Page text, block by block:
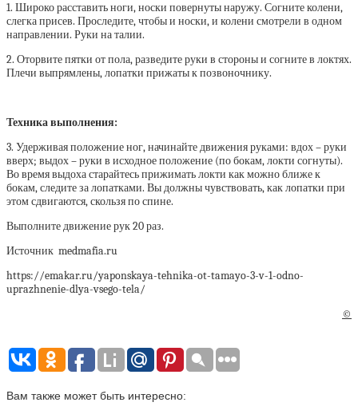
1. Широко расставить ноги, носки повернуты наружу. Согните колени,
слегка присев. Проследите, чтобы и носки, и колени смотрели в одном
направлении. Руки на талии.
2. Оторвите пятки от пола, разведите руки в стороны и согните в локтях.
Плечи выпрямлены, лопатки прижаты к позвоночнику.
Техника выполнения:
3. Удерживая положение ног, начинайте движения руками: вдох – руки
вверх; выдох – руки в исходное положение (по бокам, локти согнуты).
Во время выдоха старайтесь прижимать локти как можно ближе к
бокам, следите за лопатками. Вы должны чувствовать, как лопатки при
этом сдвигаются, скользя по спине.
Выполните движение рук 20 раз.
Источник medmafia.ru
https://emakar.ru/yaponskaya-tehnika-ot-tamayo-3-v-1-odno-
uprazhnenie-dlya-vsego-tela/
©
Вам также может быть интересно: